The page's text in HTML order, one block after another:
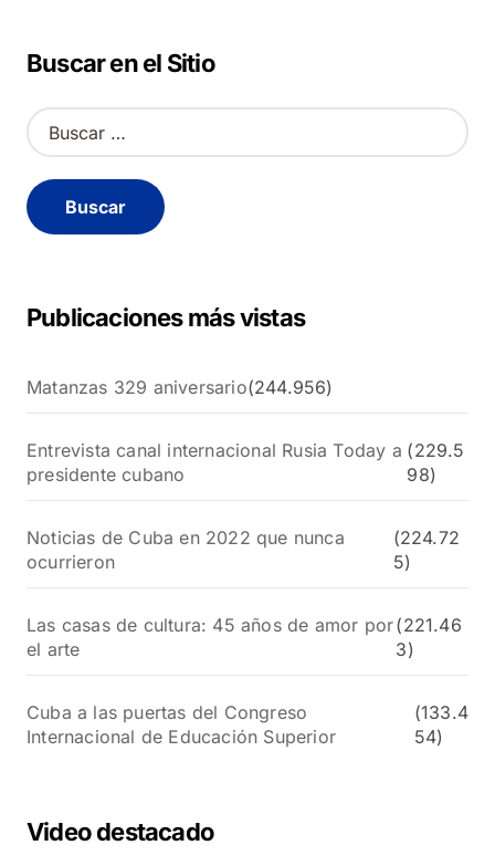
Buscar en el Sitio
B
u
c
a
Publicaciones más vistas
Matanzas 329 aniversario(244.956)
Entrevista canal internacional Rusia Today a
presidente cubano
(229.5
98)
Noticias de Cuba en 2022 que nunca
ocurrieron
(224.72
5)
Las casas de cultura: 45 años de amor por
el arte
(221.46
3)
Cuba a las puertas del Congreso
Internacional de Educación Superior
(133.4
54)
Video destacado